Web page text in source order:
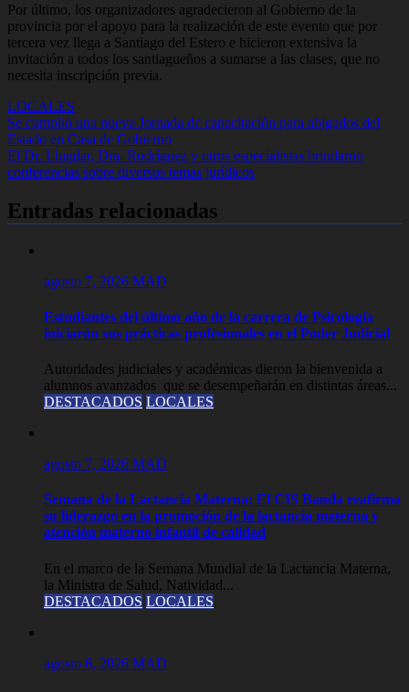
Por último, los organizadores agradecieron al Gobierno de la
provincia por el apoyo para la realización de este evento que por
tercera vez llega a Santiago del Estero e hicieron extensiva la
invitación a todos los santiagueños a sumarse a las clases, que no
necesita inscripción previa.
LOCALES
Navegación
de
entradas
Se cumplió una nueva Jornada de capacitación para abigados del
Estado en Casa de Gobierno
El Dr. Llugdar, Dra. Rodríguez y otros especialistas brindaron
conferencias sobre diversos temas jurídicos
Entradas relacionadas
agosto 7, 2026 MAD
Estudiantes del último año de la carrera de Psicología
iniciarán sus prácticas profesionales en el Poder Judicial
Autoridades judiciales y académicas dieron la bienvenida a
alumnos avanzados que se desempeñarán en distintas áreas...
DESTACADOS LOCALES
agosto 7, 2026 MAD
Semana de la Lactancia Materna: El CIS Banda reafirma
su liderazgo en la promoción de la lactancia materna y
atención materno infantil de calidad
En el marco de la Semana Mundial de la Lactancia Materna,
la Ministra de Salud, Natividad...
DESTACADOS LOCALES
agosto 6, 2026 MAD